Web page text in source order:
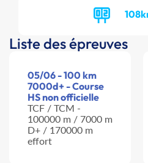
Liste des épreuves
05/06 - 100 km
7000d+ - Course
HS non officielle
TCF / TCM -
100000 m / 7000 m
D+ / 170000 m
effort